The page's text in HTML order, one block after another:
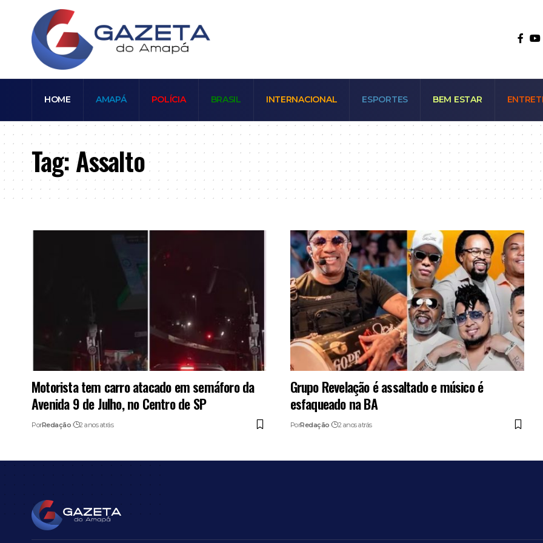
HOME AMAPÁ POLÍCIA BRASIL INTERNACIONAL ESPORTES BEM ESTAR
Tag:Assalto
Motorista tem carro atacado em semáforo da
Avenida 9 de Julho, no Centro de SP
PorRedação 2 anos atrás
Grupo Revelação é assaltado e músico é
esfaqueado na BA
PorRedação 2 anos atrás